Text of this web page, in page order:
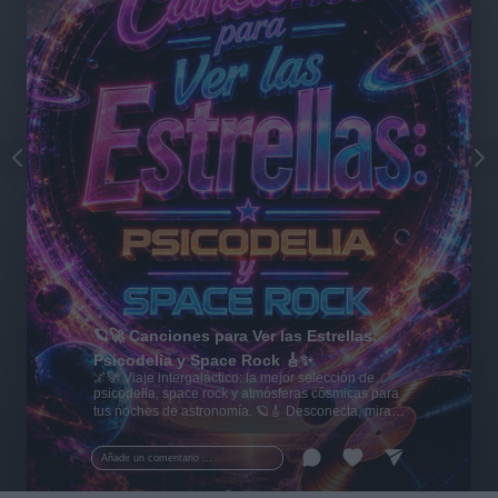
Añadir un comentario ...
🪐🚀 Canciones para Ver las Estrellas:
Psicodelia y Space Rock 🎸✨
🌌🚀 Viaje intergaláctico: la mejor selección de
psicodelia, space rock y atmósferas cósmicas para
tus noches de astronomía. 🪐🎸 Desconecta, mira
al firmamento y siente la gravedad cero. 💾 ¡Guarda
esta colección para tu próxima noche estrellada!
✨⭐